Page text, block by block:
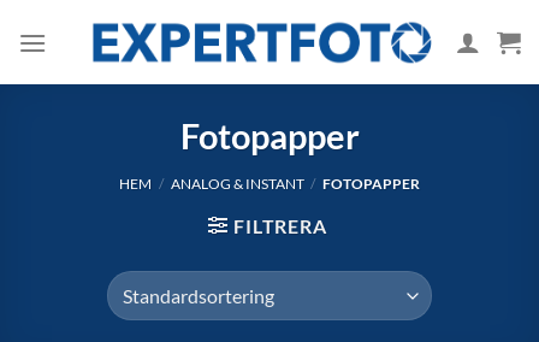
Fotopapper
HEM / ANALOG & INSTANT / FOTOPAPPER
FILTRERA